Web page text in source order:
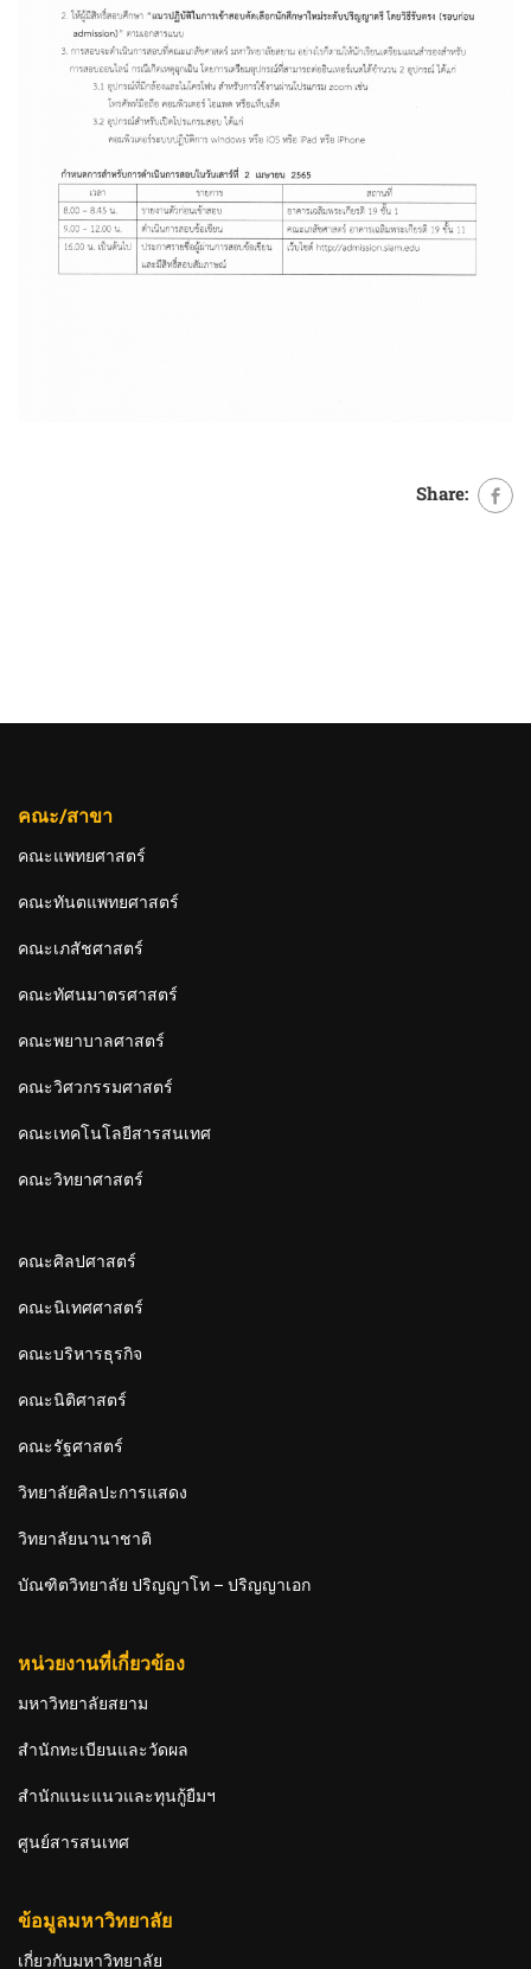
Share:
คณะ/สาขา
คณะแพทยศาสตร์
คณะทันตแพทยศาสตร์
คณะเภสัชศาสตร์
คณะทัศนมาตรศาสตร์
คณะพยาบาลศาสตร์
คณะวิศวกรรมศาสตร์
คณะเทคโนโลยีสารสนเทศ
คณะวิทยาศาสตร์
คณะศิลปศาสตร์
คณะนิเทศศาสตร์
คณะบริหารธุรกิจ
คณะนิติศาสตร์
คณะรัฐศาสตร์
วิทยาลัยศิลปะการแสดง
วิทยาลัยนานาชาติ
บัณฑิตวิทยาลัย ปริญญาโท – ปริญญาเอก
หน่วยงานที่เกี่ยวข้อง
มหาวิทยาลัยสยาม
สำนักทะเบียนและวัดผล
สำนักแนะแนวและทุนกู้ยืมฯ
ศูนย์สารสนเทศ
ข้อมูลมหาวิทยาลัย
เกี่ยวกับมหาวิทยาลัย